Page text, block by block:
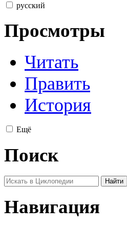
русский
Просмотры
Читать
Править
История
Ещё
Поиск
Навигация